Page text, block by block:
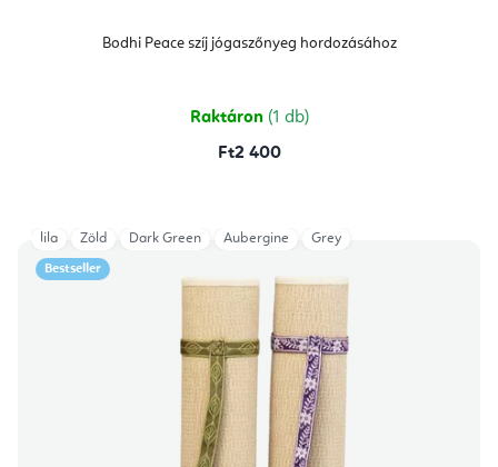
Bodhi Peace szíj jógaszőnyeg hordozásához
Raktáron (1 db)
Ft2 400
Bestseller
lila Zöld Dark Green Aubergine Grey